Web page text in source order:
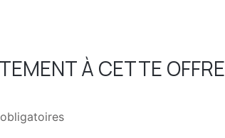
À CETTE OFFRE